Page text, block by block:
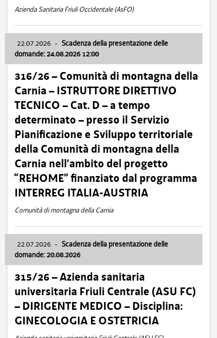
Azienda Sanitaria Friuli Occidentale (AsFO)
22.07.2026 - Scadenza della presentazione delle
domande: 24.08.2026 12:00
316/26 – Comunità di montagna della
Carnia – ISTRUTTORE DIRETTIVO
TECNICO – Cat. D – a tempo
determinato – presso il Servizio
Pianificazione e Sviluppo territoriale
della Comunità di montagna della
Carnia nell’ambito del progetto
“REHOME” finanziato dal programma
INTERREG ITALIA-AUSTRIA
Comunità di montagna della Carnia
22.07.2026 - Scadenza della presentazione delle
domande: 20.08.2026
315/26 – Azienda sanitaria
universitaria Friuli Centrale (ASU FC)
– DIRIGENTE MEDICO – Disciplina:
GINECOLOGIA E OSTETRICIA